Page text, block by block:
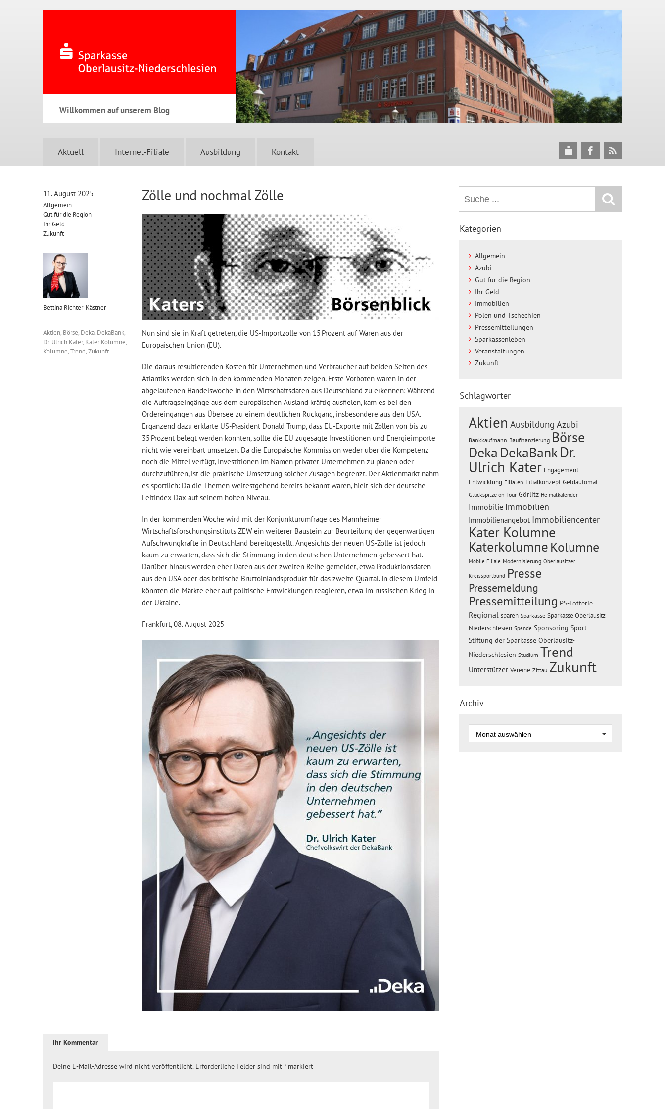
Willkommen auf unserem Blog
Aktuell Internet-Filiale Ausbildung Kontakt
11. August 2025
Allgemein
Gut für die Region
Ihr Geld
Zukunft
Bettina Richter-Kästner
Aktien, Börse, Deka, DekaBank,
Dr. Ulrich Kater, Kater Kolumne,
Kolumne,Trend,Zukunft
Zölle und nochmal Zölle
Nun sind sie in Kraft getreten, die US-Importzölle von 15 Prozent auf Waren aus der
Europäischen Union (EU).
Die daraus resultierenden Kosten für Unternehmen und Verbraucher auf beiden Seiten des
Atlantiks werden sich in den kommenden Monaten zeigen. Erste Vorboten waren in der
abgelaufenen Handelswoche in den Wirtschaftsdaten aus Deutschland zu erkennen: Während
die Auftragseingänge aus dem europäischen Ausland kräftig ausfielen, kam es bei den
Ordereingängen aus Übersee zu einem deutlichen Rückgang, insbesondere aus den USA.
Ergänzend dazu erklärte US-Präsident Donald Trump, dass EU-Exporte mit Zöllen von bis zu
35 Prozent belegt werden könnten, sollte die EU zugesagte Investitionen und Energieimporte
nicht wie vereinbart umsetzen. Da die Europäische Kommission weder über die Kompetenz
noch die Mittel verfügt, Investitionen im Namen privater Unternehmen zu planen oder
durchzuführen, ist die praktische Umsetzung solcher Zusagen begrenzt. Der Aktienmarkt nahm
es sportlich: Da die Themen weitestgehend bereits bekannt waren, hielt sich der deutsche
Leitindex Dax auf seinem hohen Niveau.
In der kommenden Woche wird mit der Konjunkturumfrage des Mannheimer
Wirtschaftsforschungsinstituts ZEW ein weiterer Baustein zur Beurteilung der gegenwärtigen
Aufschwungkräfte in Deutschland bereitgestellt. Angesichts der neuen US-Zölle ist jedoch
kaum zu erwarten, dass sich die Stimmung in den deutschen Unternehmen gebessert hat.
Darüber hinaus werden eher Daten aus der zweiten Reihe gemeldet, etwa Produktionsdaten
aus den USA oder das britische Bruttoinlandsprodukt für das zweite Quartal. In diesem Umfeld
könnten die Märkte eher auf politische Entwicklungen reagieren, etwa im russischen Krieg in
der Ukraine.
Frankfurt, 08. August 2025
Ihr Kommentar
Deine E-Mail-Adresse wird nicht veröffentlicht. Erforderliche Felder sind mit *markiert
Kategorien
Allgemein
Azubi
Gut für die Region
Ihr Geld
Immobilien
Polen und Tschechien
Pressemitteilungen
Sparkassenleben
Veranstaltungen
Zukunft
Schlagwörter
Aktien Ausbildung Azubi
Bankkaufmann Baufinanzierung Börse
Deka DekaBankDr.
Ulrich Kater Engagement
Entwicklung Filialen Filialkonzept Geldautomat
Glückspilze on Tour Görlitz Heimatkalender
Immobilie Immobilien
Immobilienangebot Immobiliencenter
Kater Kolumne
Katerkolumne Kolumne
Mobile Filiale Modernisierung Oberlausitzer
Kreissportbund Presse
Pressemeldung
Pressemitteilung PS-Lotterie
Regional sparen Sparkasse Sparkasse Oberlausitz-
Niederschlesien Spende Sponsoring Sport
Stiftung der Sparkasse Oberlausitz-
Niederschlesien Studium Trend
Unterstützer Vereine Zittau Zukunft
Archiv